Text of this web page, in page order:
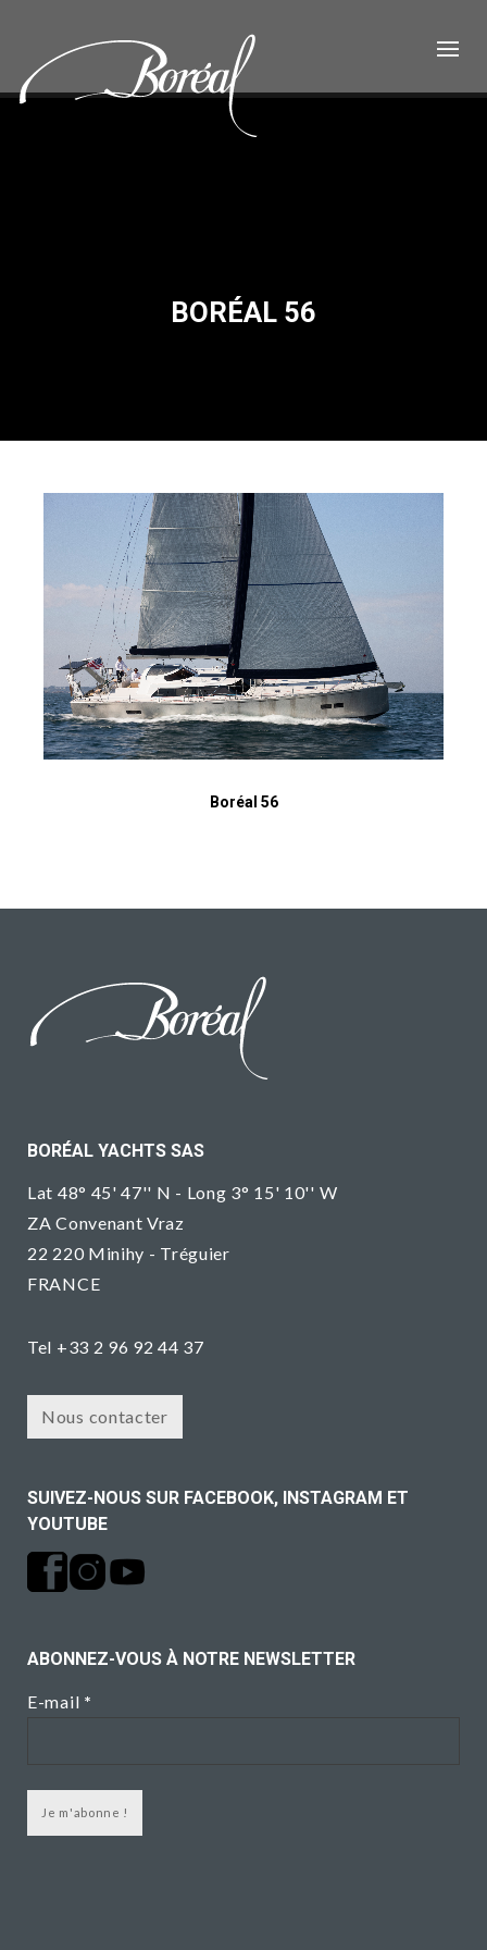
BORÉAL 56
Boréal 56
BORÉAL YACHTS SAS
Lat 48° 45' 47'' N - Long 3° 15' 10'' W
ZA Convenant Vraz
22 220 Minihy - Tréguier
FRANCE
Tel +33 2 96 92 44 37
Nous contacter
SUIVEZ-NOUS SUR FACEBOOK, INSTAGRAM ET
YOUTUBE
ABONNEZ-VOUS À NOTRE NEWSLETTER
E-mail *